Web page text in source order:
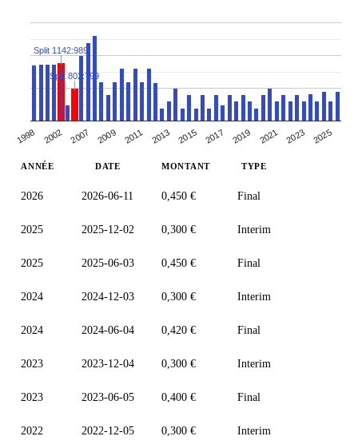
1998 2002 2007 2009 2011 2013 2015 2017 2019 2021 2023 2025
Split 1142:989
Split 802:799
ANNÉE DATE MONTANT TYPE
2026 2026-06-11 0,450 € Final
2025 2025-12-02 0,300 € Interim
2025 2025-06-03 0,450 € Final
2024 2024-12-03 0,300 € Interim
2024 2024-06-04 0,420 € Final
2023 2023-12-04 0,300 € Interim
2023 2023-06-05 0,400 € Final
2022 2022-12-05 0,300 € Interim